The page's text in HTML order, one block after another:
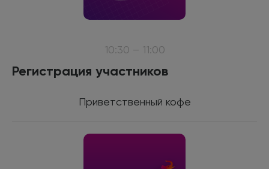
10:30 – 11:00
Регистрация участников
Приветственный кофе